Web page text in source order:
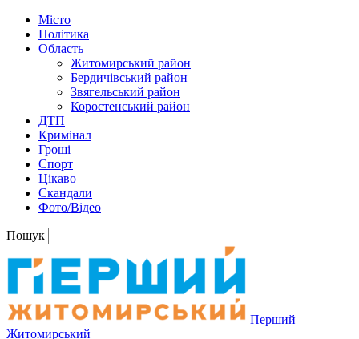
Місто
Політика
Область
Житомирський район
Бердичівський район
Звягельський район
Коростенський район
ДТП
Кримінал
Гроші
Спорт
Цікаво
Скандали
Фото/Відео
Пошук
Перший
Житомирський